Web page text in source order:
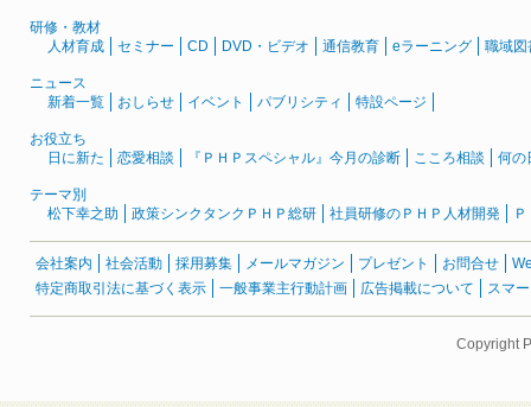
研修・教材
人材育成
セミナー CD DVD・ビデオ 通信教育 eラーニング 職域図
ニュース
新着一覧
おしらせ イベント パブリシティ 特設ページ
お役立ち
日に新た
恋愛相談 『ＰＨＰスペシャル』今月の診断 こころ相談 何の
テーマ別
松下幸之助
政策シンクタンクＰＨＰ総研 社員研修のＰＨＰ人材開発
会社案内 社会活動 採用募集 メールマガジン プレゼント お問合せ
特定商取引法に基づく表示
一般事業主行動計画 広告掲載について スマ
Copyright